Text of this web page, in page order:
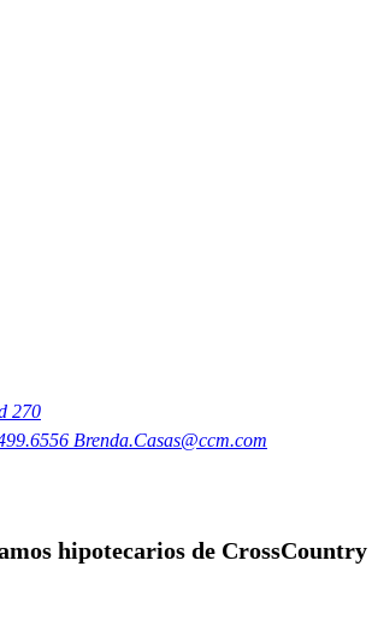
270
Brenda.Casas@ccm.com
hipotecarios de CrossCountry